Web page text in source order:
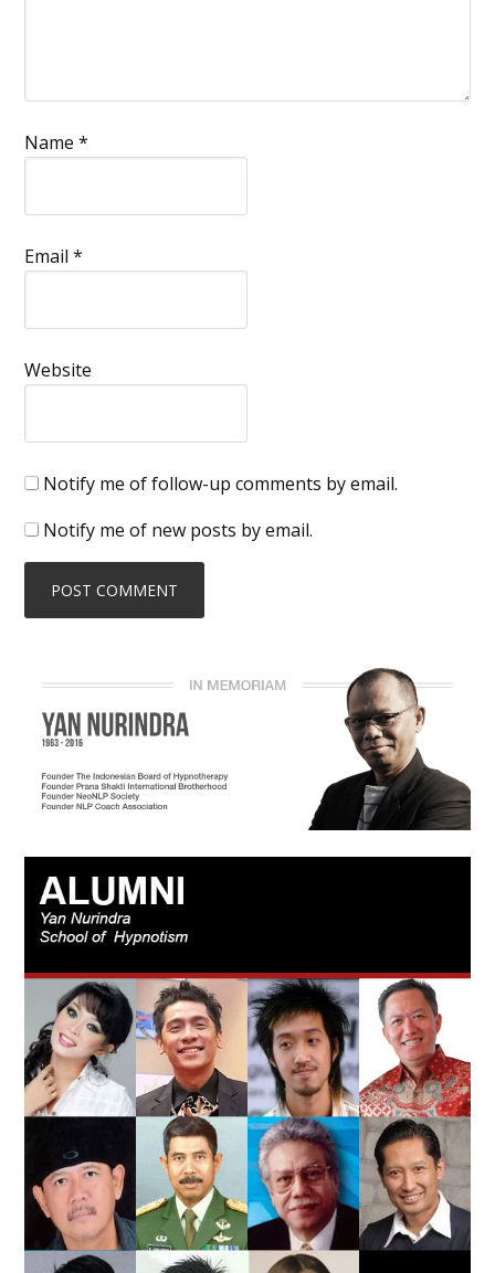
Name*
Email*
Website
Notify me of follow-up comments by email.
Notify me of new posts by email.